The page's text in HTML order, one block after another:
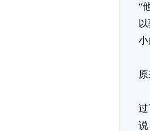
“
小
过
说